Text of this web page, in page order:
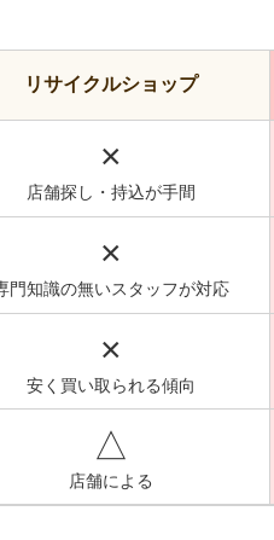
リサイクルショップ
×
店舗探し・持込が手間
×
門知識の無いスタッフが対応
×
安く買い取られる傾向
△
店舗による